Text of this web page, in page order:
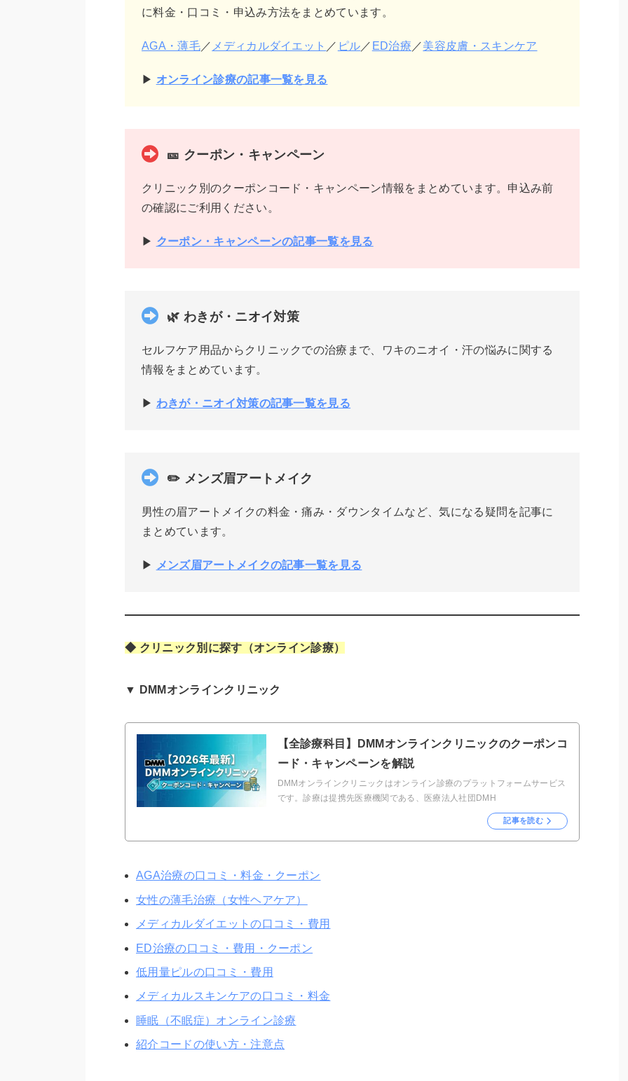
に料金・口コミ・申込み方法をまとめています。
AGA・薄毛／ メディカルダイエット ／ ピル ／ ED治療 ／美容皮膚・スキンケア
▶ オンライン診療の記事一覧を見る
🎫 クーポン・キャンペーン
クリニック別のクーポンコード・キャンペーン情報をまとめています。申込み前
の確認にご利用ください。
▶ クーポン・キャンペーンの記事一覧を見る
🌿 わきが・ニオイ対策
セルフケア用品からクリニックでの治療まで、ワキのニオイ・汗の悩みに関する
情報をまとめています。
▶ わきが・ニオイ対策の記事一覧を見る
✏️ メンズ眉アートメイク
男性の眉アートメイクの料金・痛み・ダウンタイムなど、気になる疑問を記事に
まとめています。
▶ メンズ眉アートメイクの記事一覧を見る
◆ クリニック別に探す（オンライン診療）
▼ DMMオンラインクリニック
【全診療科目】DMMオンラインクリニックのクーポンコ
ード・キャンペーンを解説
DMMオンラインクリニックはオンライン診療のプラットフォームサービス
です。診療は提携先医療機関である、医療法人社団DMH
記事を読む
AGA治療の口コミ・料金・クーポン
女性の薄毛治療（女性ヘアケア）
メディカルダイエットの口コミ・費用
ED治療の口コミ・費用・クーポン
低用量ピルの口コミ・費用
メディカルスキンケアの口コミ・料金
睡眠（不眠症）オンライン診療
紹介コードの使い方・注意点